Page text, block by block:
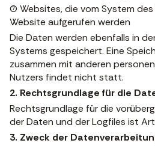
(7) Websites, die vom System
Website aufgerufen werden
Die Daten werden ebenfalls in
Systems gespeichert. Eine
zusammen mit anderen
Nutzers findet nicht statt.
2. Rechtsgrundlage für die
Rechtsgrundlage für die
der Daten und der Logfiles ist
3. Zweck der